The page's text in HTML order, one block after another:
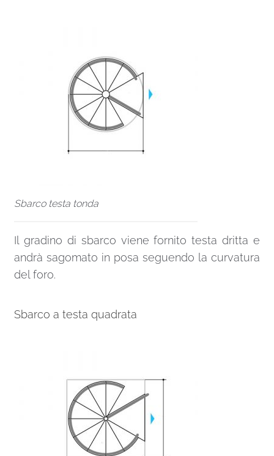
Sbarco testa tonda
Il gradino di sbarco viene fornito testa dritta e
andrà sagomato in posa seguendo la curvatura
del foro.
Sbarco a testa quadrata